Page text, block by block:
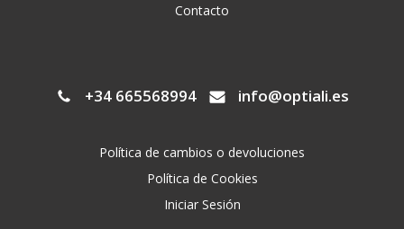
Contacto
+34 665568994 info@optiali.es
Política de cambios o devoluciones
Política de Cookies
Iniciar Sesión